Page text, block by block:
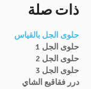
ذات صلة
حلوى الجل بالقياس
حلوى الجل 1
حلوى الجل 2
حلوى الجل 3
درر فقاقيع الشاي